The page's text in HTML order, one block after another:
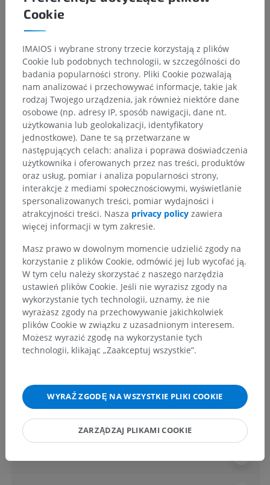
Hierarchia anatomiczna
Anatomia człowieka 2
Ciało ludzkie> Układy integrujące >
Układ nerwowy> Centralny system nerwowy>
Mózg> Mózg
Powiązane struktury:
Szczelina podłużna mózgu
Półkule mózgu
Szczelina poprzeczna mózgu
Dół boczny mózgu
Międzymózgowie
Przestrzenie wewnątrzmózgowe
Cookie
IMAIOS i wybrane strony trzecie korzystają z plików
Cookie lub podobnych technologii, w szczególności do
badania popularności strony. Pliki Cookie pozwalają
nam analizować i przechowywać informacje, takie jak
rodzaj Twojego urządzenia, jak również niektóre dane
osobowe (np. adresy IP, sposób nawigacji, dane nt.
użytkowania lub geolokalizacji, identyfikatory
jednostkowe). Dane te są przetwarzane w
następujących celach: analiza i poprawa doświadczenia
użytkownika i oferowanych przez nas treści, produktów
oraz usług, pomiar i analiza popularności strony,
interakcje z mediami społecznościowymi, wyświetlanie
spersonalizowanych treści, pomiar wydajności i
atrakcyjności treści. Nasza privacy policy zawiera
więcej informacji w tym zakresie.
Masz prawo w dowolnym momencie udzielić zgody na
korzystanie z plików Cookie, odmówić jej lub wycofać ją.
W tym celu należy skorzystać z naszego narzędzia
ustawień plików Cookie. Jeśli nie wyrazisz zgody na
wykorzystanie tych technologii, uznamy, że nie
wyrażasz zgody na przechowywanie jakichkolwiek
plików Cookie w związku z uzasadnionym interesem.
Możesz wyrazić zgodę na wykorzystanie tych
technologii, klikając „Zaakceptuj wszystkie”.
WYRAŹ ZGODĘ NA WSZYSTKIE PLIKI COOKIE
ZARZĄDZAJ PLIKAMI COOKIE